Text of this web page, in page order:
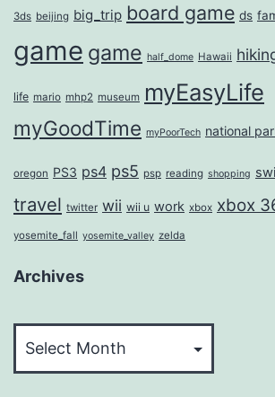
3ds beijing big_trip board game ds
game game half_dome Hawaii
life mario mhp2 museum myEasyLife
myGoodTime myPoorTech national
oregon PS3 ps4 ps5 psp reading shopping
travel twitter wii wii u work xbox xbox
yosemite_fall yosemite_valley zelda
Archives